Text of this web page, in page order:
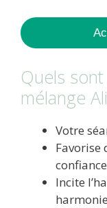
Quels
mélange
Votre
Favorise
Incite